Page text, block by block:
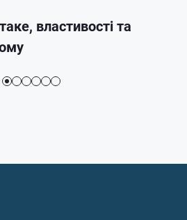
властивості та